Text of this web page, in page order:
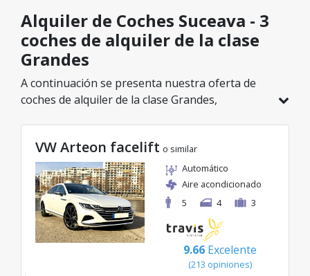
Alquiler de Coches Suceava - 3
coches de alquiler de la clase
Grandes
A continuación se presenta nuestra oferta de
coches de alquiler de la clase Grandes,
modelo ideal de la categoría seleccionada, con
tarifas excelentes desde solo 40€/día.
VW Arteon facelift o similar
Automático
Aire acondicionado
5
4 3
9.66 Excelente
(213 opiniones)